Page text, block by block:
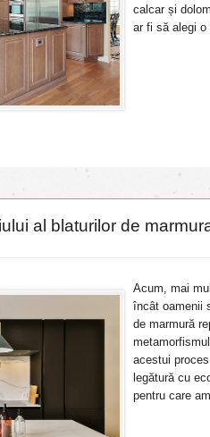
calcar și
ar fi să alegi o
al blaturilor de
Acum, mai
încât oamenii
de marmură
acestui
legătură cu
pentru care